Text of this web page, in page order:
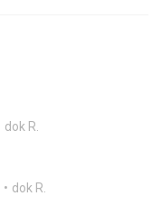
dok R.
dok R.